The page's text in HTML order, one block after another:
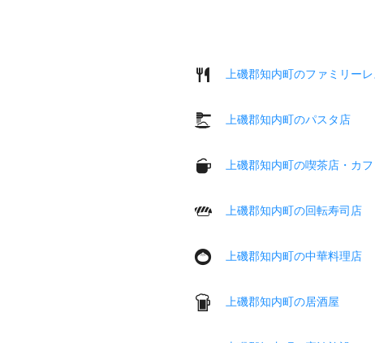
上磯郡知内町のファミリー
上磯郡知内町のパスタ店
上磯郡知内町の喫茶店・カフ
上磯郡知内町の回転寿司店
上磯郡知内町の中華料理店
上磯郡知内町の居酒屋